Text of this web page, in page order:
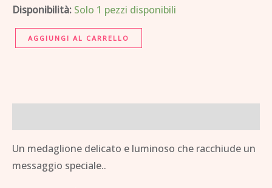
Disponibilità: Solo 1 pezzi disponibili
AGGIUNGI AL CARRELLO
Un medaglione delicato e luminoso che racchiude un
messaggio speciale..